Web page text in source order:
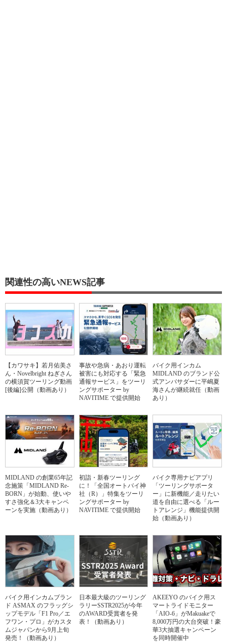
関連性の高いNEWS記事
【カワサキ】若月佑美さ
ん・Novelbright ねぎさん
の横須賀ツーリング動画
[後編]公開（動画あり）
事故や急病・あおり運転
被害にも対応する「緊急
通報サービス」をツーリ
ングサポーター by
NAVITIME で提供開始
バイク用インカム
MIDLAND のブランド公
式アンバサダーに平嶋夏
海さんが継続就任（動画
あり）
MIDLAND の創業65年記
念施策「MIDLAND Re-
BORN」が始動、使いや
すさ強化＆3大キャンペ
ーンを実施（動画あり）
初詣・新春ツーリング
に！「全国オートバイ神
社（R）」特集をツーリ
ングサポーター by
NAVITIME で提供開始
バイク専用ナビアプリ
「ツーリングサポータ
ー」に新機能／走りたい
道を自由に選べる「ルー
トアレンジ」機能提供開
始（動画あり）
バイク用インカムブラン
ド ASMAX のフラッグシ
ップモデル「F1 Pro／エ
フワン・プロ」がカスタ
ムジャパンから9月上旬
発売！（動画あり）
日本最大級のツーリング
ラリーSSTR2025が今年
のAWARD受賞者を発
表！（動画あり）
AKEEYO のバイク用ス
マートライドモニター
「AIO-6」がMakuakeで
8,000万円の大台突破！豪
華3大抽選キャンペーン
を同時開催中